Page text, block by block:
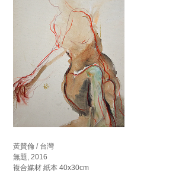
黃贊倫 / 台灣
無題, 2016
複合媒材 紙本 40x30cm